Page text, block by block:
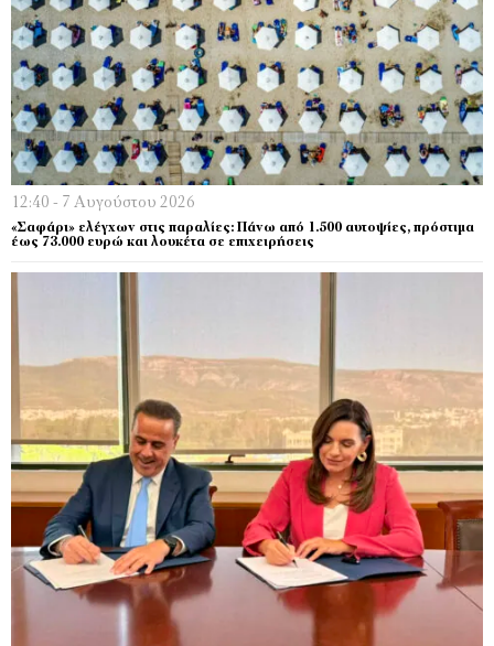
12:40 - 7 Αυγούστου 2026
«Σαφάρι» ελέγχων στις παραλίες: Πάνω από 1.500 αυτοψίες, πρόστιμα
έως 73.000 ευρώ και λουκέτα σε επιχειρήσεις